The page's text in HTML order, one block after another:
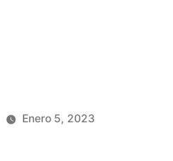
Enero 5, 2023